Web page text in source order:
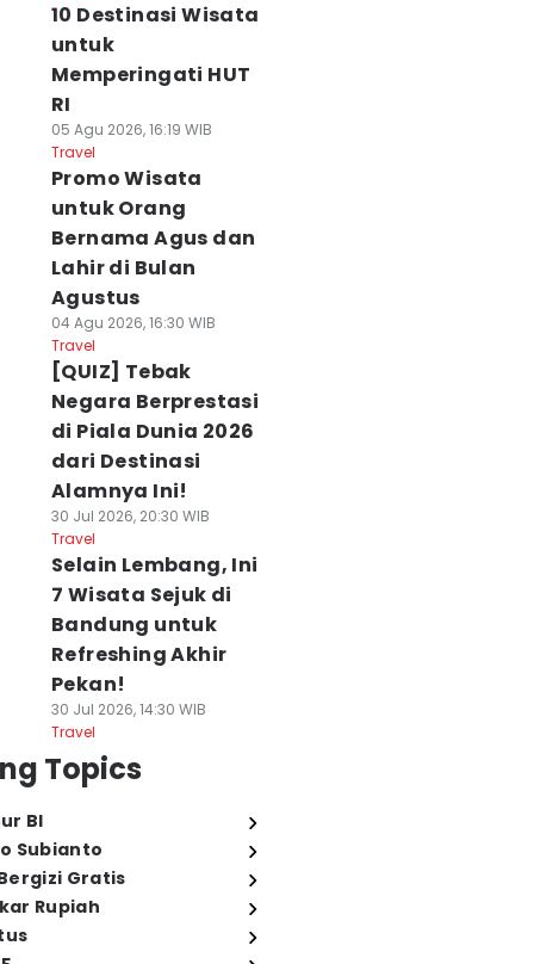
10 Destinasi Wisata
untuk
Memperingati HUT
RI
05 Agu 2026, 16:19 WIB
Travel
Promo Wisata
untuk Orang
Bernama Agus dan
Lahir di Bulan
Agustus
04 Agu 2026, 16:30 WIB
Travel
[QUIZ] Tebak
Negara Berprestasi
di Piala Dunia 2026
dari Destinasi
Alamnya Ini!
30 Jul 2026, 20:30 WIB
Travel
Selain Lembang, Ini
7 Wisata Sejuk di
Bandung untuk
Refreshing Akhir
Pekan!
30 Jul 2026, 14:30 WIB
Travel
Topics
BI
Subianto
Gratis
Rupiah